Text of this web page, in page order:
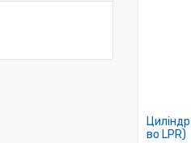
во LPR)